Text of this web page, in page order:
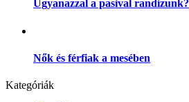
Ugyanazzal a pasival randizunk?
Nők és férfiak a mesében
Kategóriák